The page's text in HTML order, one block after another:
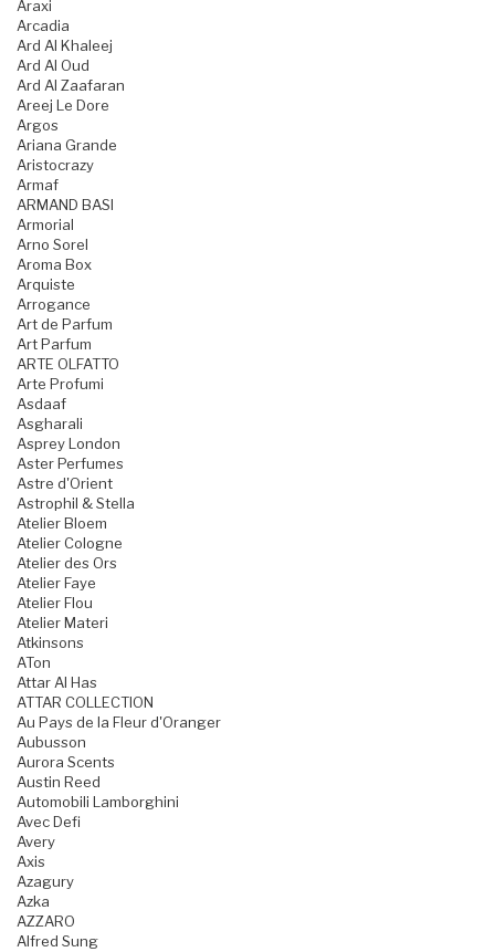
Araxi
Arcadia
Ard Al Khaleej
Ard Al Oud
Ard Al Zaafaran
Areej Le Dore
Argos
Ariana Grande
Aristocrazy
Armaf
ARMAND BASI
Armorial
Arno Sorel
Aroma Box
Arquiste
Arrogance
Art de Parfum
Art Parfum
ARTE OLFATTO
Arte Profumi
Asdaaf
Asgharali
Asprey London
Aster Perfumes
Astre d'Orient
Astrophil & Stella
Atelier Bloem
Atelier Cologne
Atelier des Ors
Atelier Faye
Atelier Flou
Atelier Materi
Atkinsons
ATon
Attar Al Has
ATTAR COLLECTION
Au Pays de la Fleur d'Oranger
Aubusson
Aurora Scents
Austin Reed
Automobili Lamborghini
Avec Defi
Avery
Axis
Azagury
Azka
AZZARO
Alfred Sung